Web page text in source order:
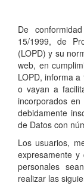
De
15/1999, de
(LOPD) y su
web, en
LOPD, informa
o vayan a
incorporados
debidamente
de Datos con
Los usuarios,
expresamente
personales
realizar las